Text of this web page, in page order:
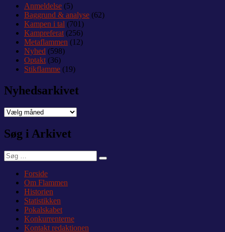
Anmeldelse (5)
Baggrund & analyse (62)
Kampen i tal (701)
Kampreferat(256)
Metaflammen (12)
Nyhed (598)
Optakt(36)
Stikflamme (19)
Nyhedsarkivet
Nyhedsarkivet
Søg i Arkivet
Søg
efter:
Søg
Forside
Om Flammen
Historien
Statistikken
Pokalskabet
Konkurrenterne
Kontakt redaktionen